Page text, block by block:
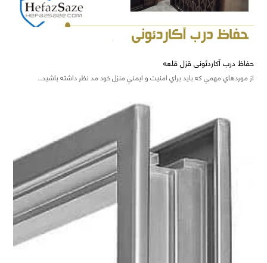
حفاظ درب آکاردئونی قزل قلعه
از موردهاي مهمي که بايد براي امنيت و ايمني منزل خود مد نظر داشته باشيد…